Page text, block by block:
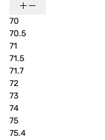
70
70.5
71
71.5
71.7
72
73
74
75
75.4